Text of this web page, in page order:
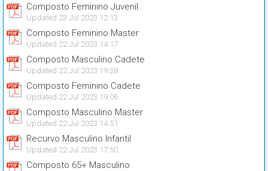
Composto Feminino Juvenil
Updated 23 Jul 2023 12:13
Composto Feminino Master
Updated 22 Jul 2023 14:17
Composto Masculino Cadete
Updated 22 Jul 2023 19:38
Composto Feminino Cadete
Updated 22 Jul 2023 19:06
Composto Masculino Master
Updated 22 Jul 2023 14:51
Recurvo Masculino Infantil
Updated 22 Jul 2023 17:50
Composto 65+ Masculino